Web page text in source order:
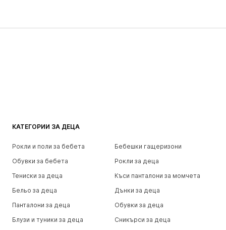
КАТЕГОРИИ ЗА ДЕЦА
Рокли и поли за бебета
Бебешки гащеризони
Обувки за бебета
Рокли за деца
Тениски за деца
Къси панталони за момчета
Бельо за деца
Дънки за деца
Панталони за деца
Обувки за деца
Блузи и туники за деца
Сникърси за деца